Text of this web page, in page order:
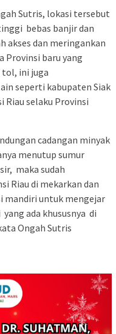
Sutris, lokasi tersebut
bebas banjir dan
akses dan meringankan
Provinsi baru yang
ini juga
seperti kabupaten Siak
Riau selaku Provinsi
cadangan minyak
menutup sumur
maka sudah
Riau di mekarkan dan
mandiri untuk mengejar
ada khususnya di
Ongah Sutris